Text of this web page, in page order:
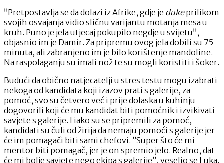
”Pretpostavlja se da dolazi iz Afrike, gdje je dukeprilikom
svojih osvajanja vidio sličnu varijantu motanja mesa u
kruh. Puno je jela utjecaj pokupilo negdje u svijetu”,
objasnio im je Damir. Za pripremu ovog jela dobili su 75
minuta, ali zabranjeno im je bilo korištenje mandoline.
Na raspolaganju su imali nož te su mogli koristiti i šoker.
Budući da obično natjecatelji u stres testu mogu izabrati
nekoga od kandidata koji izazov prati s galerije, za
pomoć, svo su četvero već i prije dolaska u kuhinju
dogovorili koji će mu kandidat biti pomoćnik i izvikivati
savjete s galerije. I iako su se pripremili za pomoć,
kandidati su čuli od žirija da nemaju pomoći s galerije jer
će im pomagači biti sami chefovi. ”Super što će mi
mentor biti pomagač, jer je on spremio jelo. Realno, dat
će mi bolje savjete nego ekipa s galerije”, veselio se Luka.